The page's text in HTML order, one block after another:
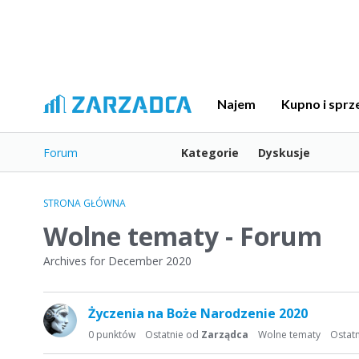
Najem Kupno i
Forum Kategorie Dyskusje
STRONA GŁÓWNA
Wolne tematy - Forum
Archives for December 2020
i
s
t
Życzenia na Boże Narodzenie 2020
0 punktów Ostatnie od Zarządca Wolne tematy